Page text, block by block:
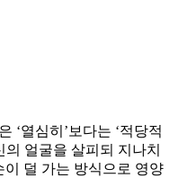
‘열심히’보다는 ‘적당적
얼굴을 살피되 지나치
덜 가는 방식으로 영양